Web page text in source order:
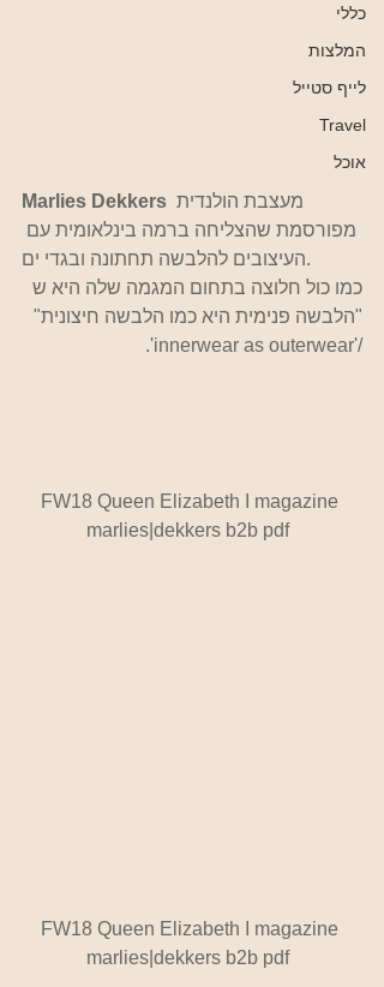
כללי
המלצות
לייף סטייל
Travel
אוכל
Marlies Dekkers
מפורסמת שהצליחה ברמה בינלאומית עם
העיצובים להלבשה תחתונה ובגדי ים.
כמו כול חלוצה בתחום המגמה שלה היא ש
"הלבשה פנימית היא כמו הלבשה חיצונית"
/'innerwear as outerwear'.
FW18 Queen Elizabeth I magazine
marlies|dekkers b2b pdf
FW18 Queen Elizabeth I magazine
marlies|dekkers b2b pdf